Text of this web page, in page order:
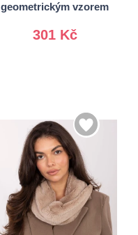
geometrickým vzorem
301 Kč